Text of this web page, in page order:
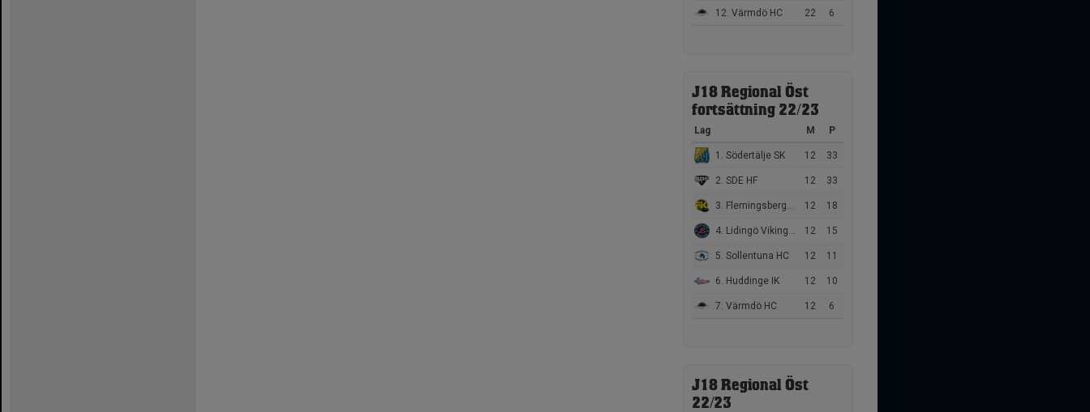
12. Värmdö HC 22 6
J18 Regional Öst
fortsättning 22/23
Lag M P
1. Södertälje SK 12 33
2. SDE HF 12 33
3. Flemingsbergs IK 12 18
4. Lidingö Vikings HC 12 15
5. Sollentuna HC 12 11
6. Huddinge IK 12 10
7. Värmdö HC 12 6
J18 Regional Öst
22/23